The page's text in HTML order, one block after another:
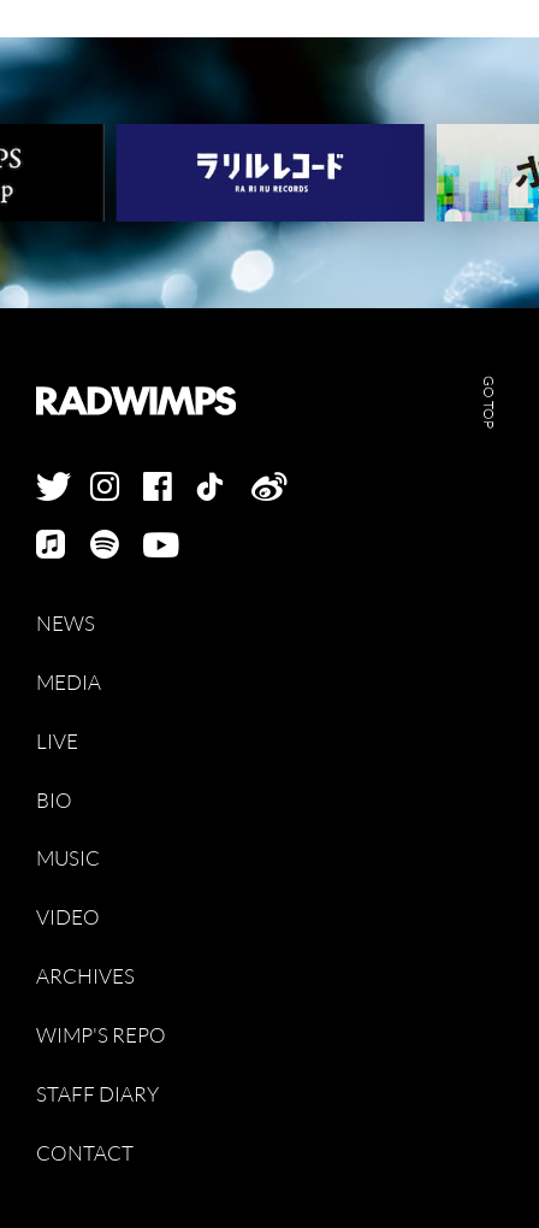
GO TOP
NEWS
MEDIA
LIVE
BIO
MUSIC
VIDEO
ARCHIVES
WIMP'S REPO
STAFF DIARY
CONTACT